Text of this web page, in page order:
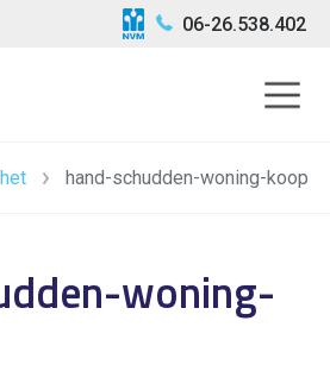
06-26.538.402
hand-schudden-woning-koop
woning-